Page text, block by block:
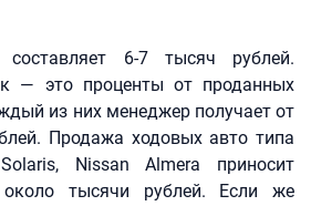
6-7 тысяч рублей.
— это проценты от проданных
из них менеджер получает от
Продажа ходовых авто типа
Nissan Almera приносит
тысячи рублей. Если же